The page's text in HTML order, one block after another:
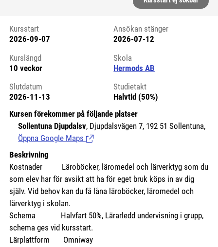
Kursstart 6174821
Kursstart
2026-09-07
Ansökan stänger
2026-07-12
Kurslängd
10 veckor
Skola
Hermods AB
Slutdatum
2026-11-13
Studietakt
Halvtid (50%)
Kursen förekommer på följande platser
Sollentuna Djupdalsv, Djupdalsvägen 7, 192 51 Sollentuna,
Öppna Google Maps (Länk till extern sida.)
Beskrivning
Kostnader Läroböcker, läromedel och lärverktyg som du
som elev har för avsikt att ha för eget bruk köps in av dig
själv. Vid behov kan du få låna läroböcker, läromedel och
lärverktyg i skolan.
Schema Halvfart 50%, Lärarledd undervisning i grupp,
schema ges vid kursstart.
Lärplattform Omniway